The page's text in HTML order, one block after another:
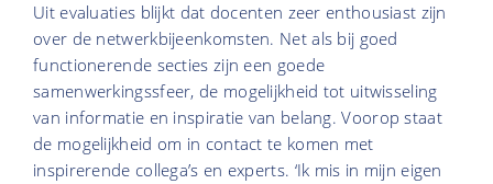
Uit evaluaties blijkt dat docenten zeer enthousiast zijn
over de netwerkbijeenkomsten. Net als bij goed
functionerende secties zijn een goede
samenwerkingssfeer, de mogelijkheid tot uitwisseling
van informatie en inspiratie van belang. Voorop staat
de mogelijkheid om in contact te komen met
inspirerende collega’s en experts. ‘Ik mis in mijn eigen